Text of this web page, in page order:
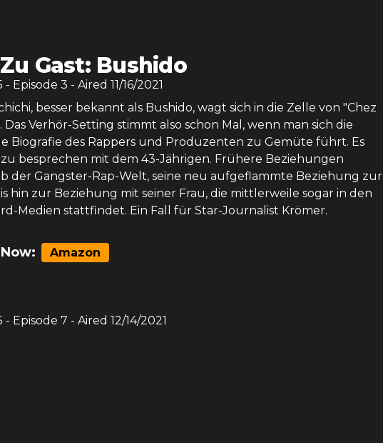
Zu Gast: Bushido
- Episode 3 - Aired 11/16/2021
besser bekannt als Bushido, wagt sich in die Zelle von "Chez
Das Verhör-Setting stimmt also schon Mal, wenn man sich die
Biografie des Rappers und Produzenten zu Gemüte führt. Es
besprechen mit dem 43-Jährigen. Frühere Beziehungen
der Gangster-Rap-Welt, seine neu aufgeflammte Beziehung zur
hin zur Beziehung mit seiner Frau, die mittlerweile sogar in den
Medien stattfindet. Ein Fall für Star-Journalist Krömer.
Amazon
- Episode 7 - Aired 12/14/2021